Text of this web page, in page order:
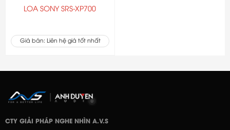
LOA SONY SRS-XP700
Giá bán: Liên hệ giá tốt nhất
CTY GIẢI PHÁP NGHE NHÌN A.V.S